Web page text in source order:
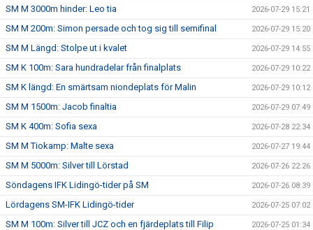
SM M 3000m hinder: Leo tia 2026-07-29 15:21
SM M 200m: Simon persade och tog sig till semifinal 2026-07-29 15:20
SM M Längd: Stolpe ut i kvalet 2026-07-29 14:55
SM K 100m: Sara hundradelar från finalplats 2026-07-29 10:22
SM K längd: En smärtsam niondeplats för Malin 2026-07-29 10:12
SM M 1500m: Jacob finaltia 2026-07-29 07:49
SM K 400m: Sofia sexa 2026-07-28 22:34
SM M Tiokamp: Malte sexa 2026-07-27 19:44
SM M 5000m: Silver till Lörstad 2026-07-26 22:26
Söndagens IFK Lidingö-tider på SM 2026-07-26 08:39
Lördagens SM-IFK Lidingö-tider 2026-07-25 07:02
SM M 100m: Silver till JCZ och en fjärdeplats till Filip 2026-07-25 01:34